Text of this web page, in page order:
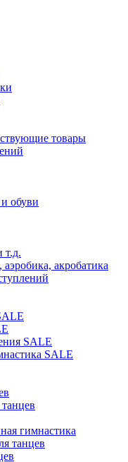
товары
обуви
т.д.
акробатика
SALE
SALE
гимнастика
танцев